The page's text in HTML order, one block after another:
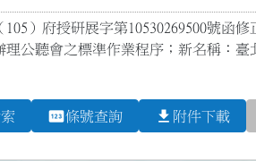
）府授研展字第10530269500號函
理公聽會之標準作業程序；新名稱：
pin條號查詢 file_download 附件下載